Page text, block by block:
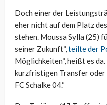
Doch einer der
eher nicht auf dem Platz
stehen. Moussa Sylla (25)
seiner Zukunft“,teilte der
Möglichkeiten“, heißt es da.
kurzfristigen Transfer oder
FC Schalke 04.“